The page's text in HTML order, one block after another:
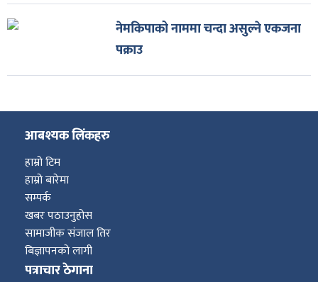
नेमकिपाको नाममा चन्दा असुल्ने एकजना
पक्राउ
आबश्यक लिंकहरु
हाम्रो टिम
हाम्रो बारेमा
सम्पर्क
खबर पठाउनुहोस
सामाजीक संजाल तिर
बिज्ञापनको लागी
पत्राचार ठेगाना